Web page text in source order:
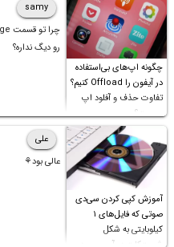
چگونه اپ‌های بی‌استفاده
در آیفون را Offload کنیم؟
تفاوت حذف و آفلود اپ
چیست؟
samy
رو دیگ نداره؟
آموزش کپی کردن سی‌دی
صوتی که فایل‌های ۱
کیلوبایتی به شکل
علی
عالی بود⚘